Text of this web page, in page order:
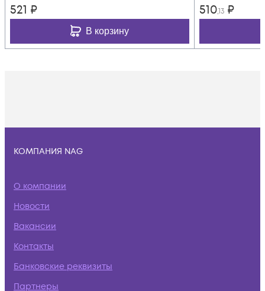
521 ₽
В корзину
510,13 ₽
КОМПАНИЯ NAG
О компании
Новости
Вакансии
Контакты
Банковские реквизиты
Партнеры